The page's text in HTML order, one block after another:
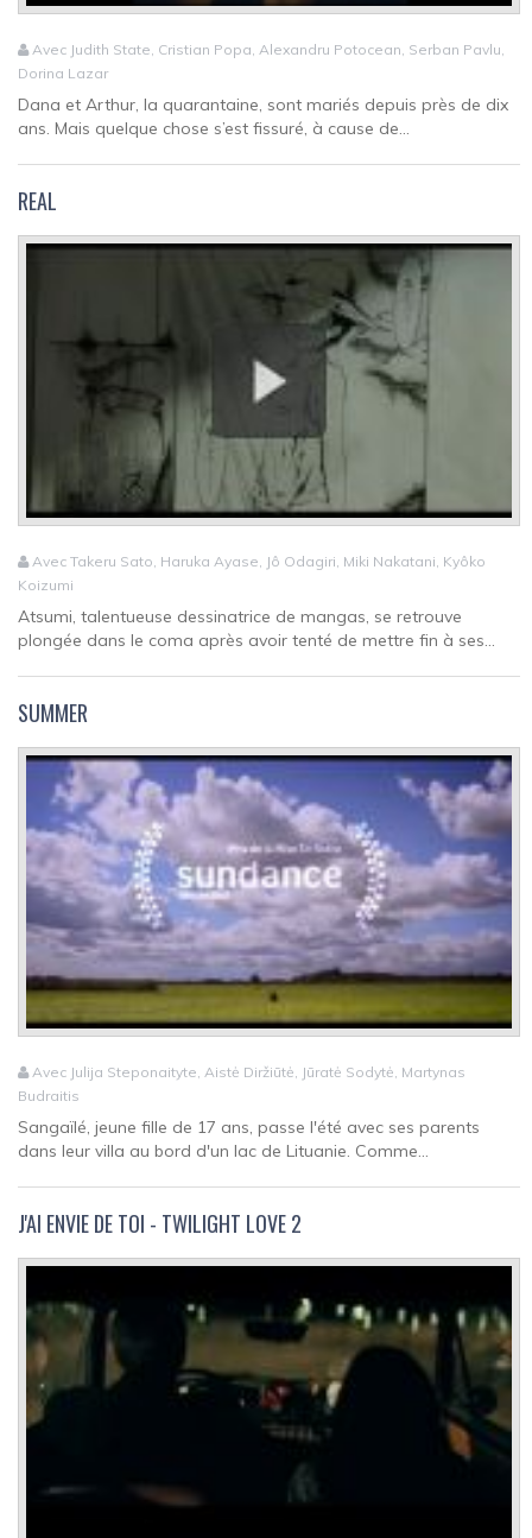
Avec Judith State, Cristian Popa, Alexandru Potocean, Serban Pavlu,
Dorina Lazar
Dana et Arthur, la quarantaine, sont mariés depuis près de dix
ans. Mais quelque chose s’est fissuré, à cause de...
REAL
Avec Takeru Sato, Haruka Ayase, Jô Odagiri, Miki Nakatani, Kyôko
Koizumi
Atsumi, talentueuse dessinatrice de mangas, se retrouve
plongée dans le coma après avoir tenté de mettre fin à ses...
SUMMER
Avec Julija Steponaityte, Aistė Diržiūtė, Jūratė Sodytė, Martynas
Budraitis
Sangaïlé, jeune fille de 17 ans, passe l'été avec ses parents
dans leur villa au bord d'un lac de Lituanie. Comme...
J'AI ENVIE DE TOI - TWILIGHT LOVE 2